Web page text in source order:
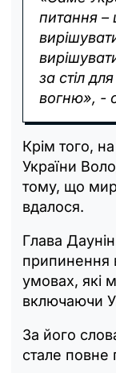
питання –
за стіл
вогню», -
Крім того,
України
тому, що
вдалося.
Глава
припинення
умовах, які
включаючи
За його
стале